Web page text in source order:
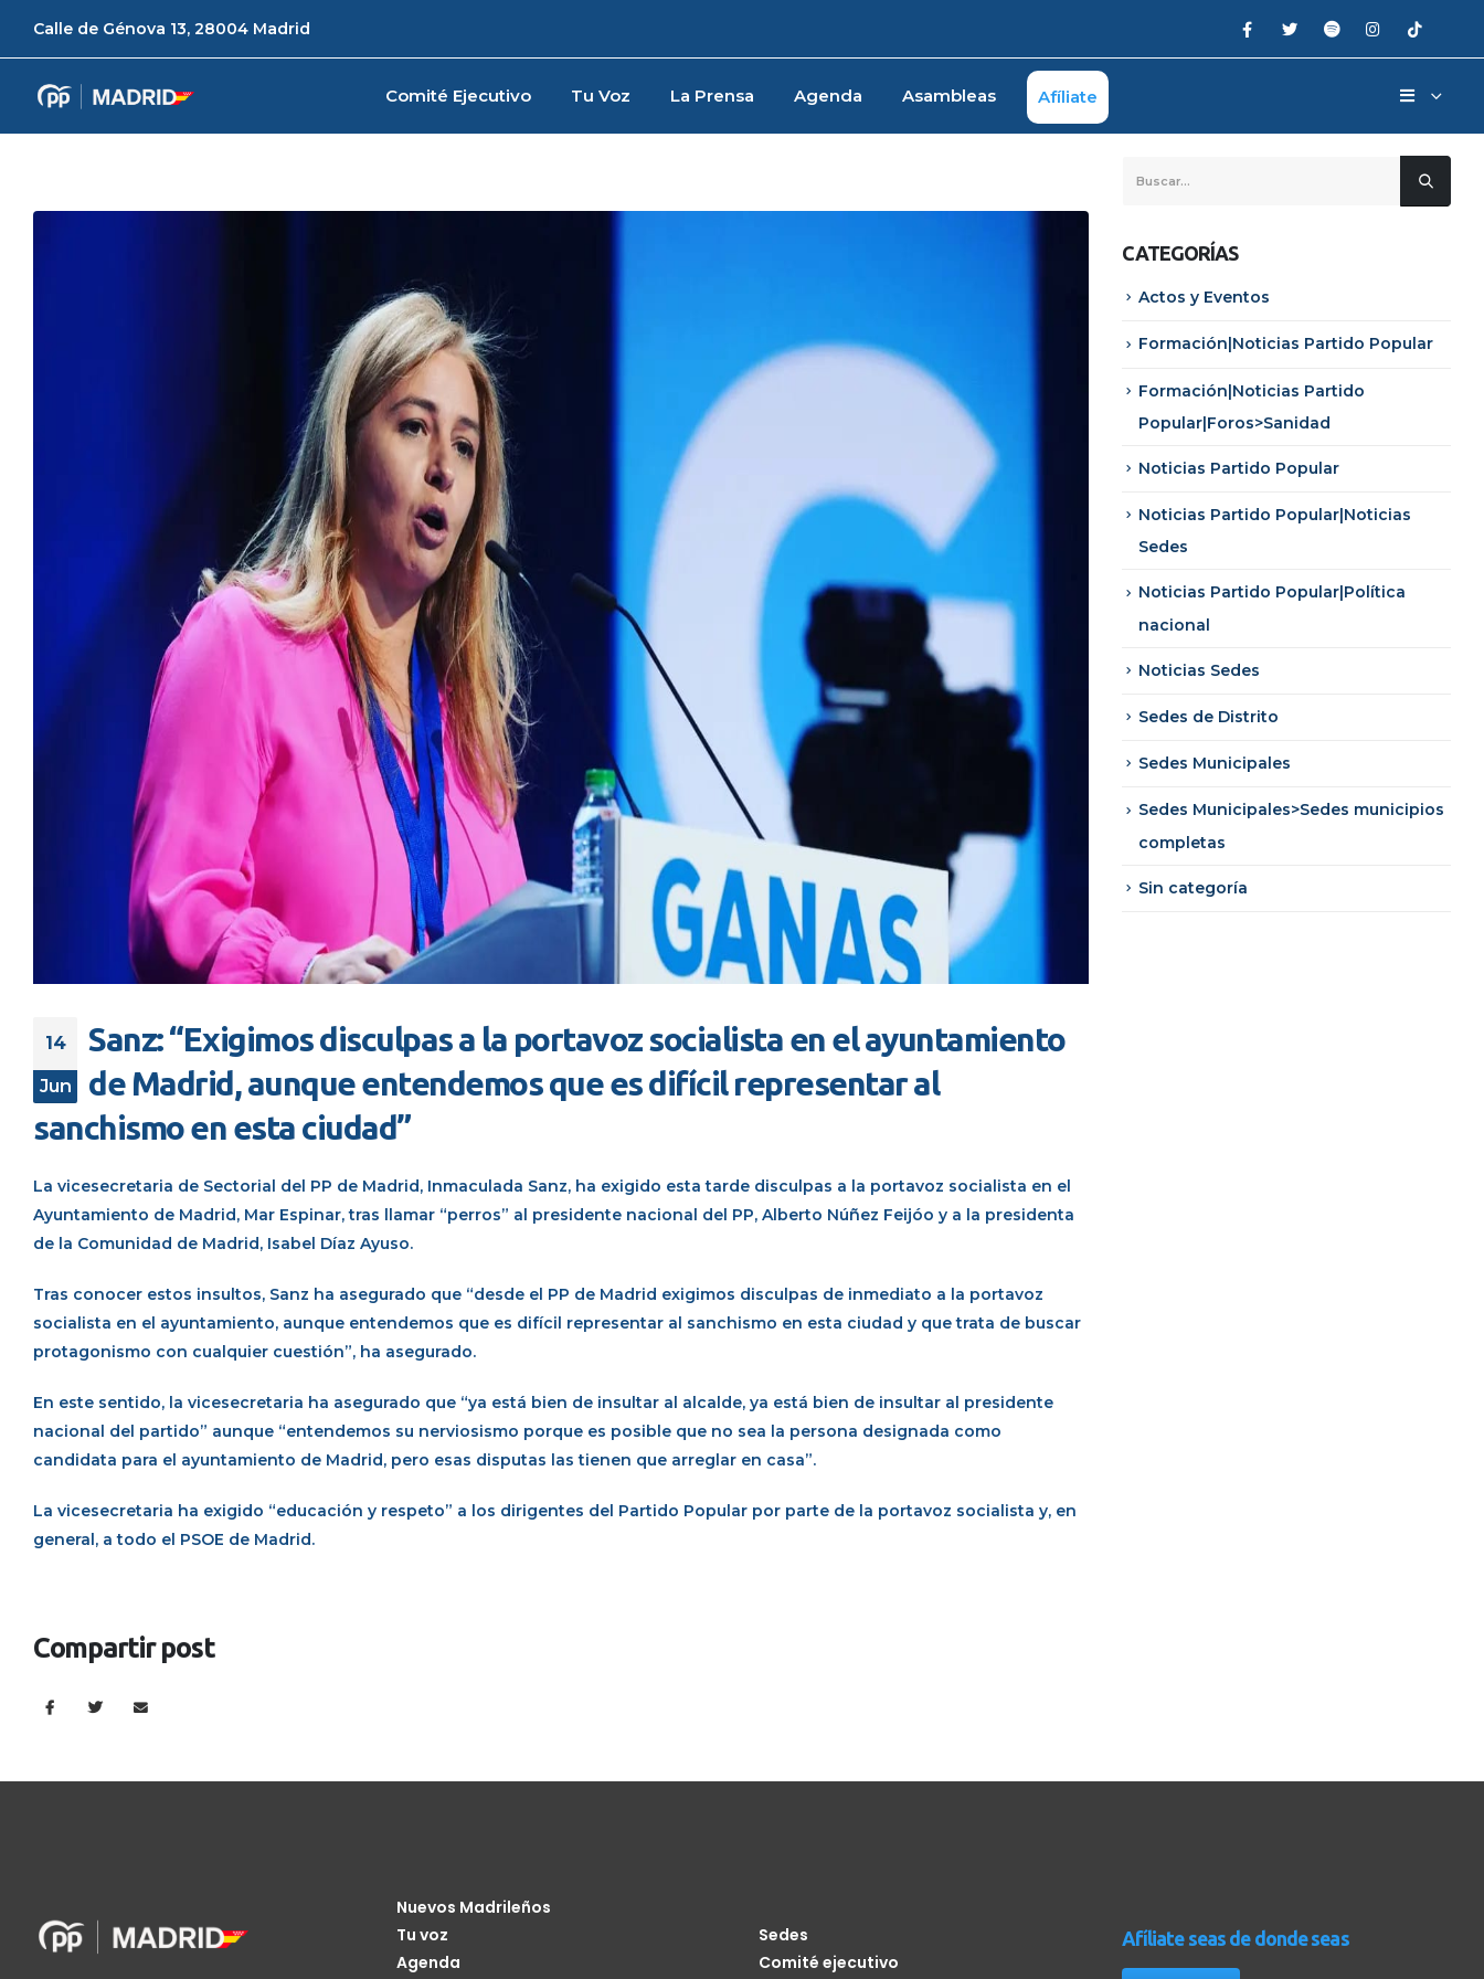
Calle de Génova 13, 28004 Madrid
Comité Ejecutivo Tu Voz La Prensa Agenda Asambleas Afíliate
14
Jun
Sanz: “Exigimos disculpas a la portavoz socialista en el ayuntamiento
de Madrid, aunque entendemos que es difícil representar al
sanchismo en esta ciudad”
La vicesecretaria de Sectorial del PP de Madrid, Inmaculada Sanz, ha exigido esta tarde disculpas a la portavoz socialista en el
Ayuntamiento de Madrid, Mar Espinar, tras llamar “perros” al presidente nacional del PP, Alberto Núñez Feijóo y a la presidenta
de la Comunidad de Madrid, Isabel Díaz Ayuso.
Tras conocer estos insultos, Sanz ha asegurado que “desde el PP de Madrid exigimos disculpas de inmediato a la portavoz
socialista en el ayuntamiento, aunque entendemos que es difícil representar al sanchismo en esta ciudad y que trata de buscar
protagonismo con cualquier cuestión”, ha asegurado.
En este sentido, la vicesecretaria ha asegurado que “ya está bien de insultar al alcalde, ya está bien de insultar al presidente
nacional del partido” aunque “entendemos su nerviosismo porque es posible que no sea la persona designada como
candidata para el ayuntamiento de Madrid, pero esas disputas las tienen que arreglar en casa”.
La vicesecretaria ha exigido “educación y respeto” a los dirigentes del Partido Popular por parte de la portavoz socialista y, en
general, a todo el PSOE de Madrid.
Compartir post
CATEGORÍAS
Actos y Eventos
Formación|Noticias Partido Popular
Formación|Noticias Partido
Popular|Foros>Sanidad
Noticias Partido Popular
Noticias Partido Popular|Noticias
Sedes
Noticias Partido Popular|Política
nacional
Noticias Sedes
Sedes de Distrito
Sedes Municipales
Sedes Municipales>Sedes municipios
completas
Sin categoría
Nuevos Madrileños
Tu voz
Agenda
Sedes
Comité ejecutivo
Afíliate seas de donde seas